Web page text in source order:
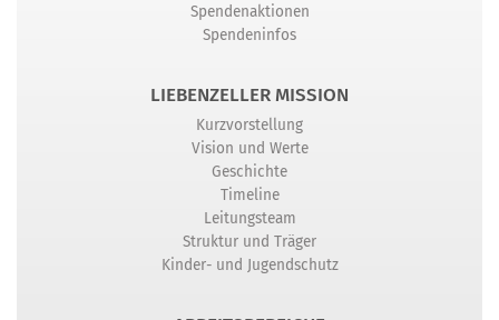
Spendenaktionen
Spendeninfos
LIEBENZELLER MISSION
Kurzvorstellung
Vision und Werte
Geschichte
Timeline
Leitungsteam
Struktur und Träger
Kinder- und Jugendschutz